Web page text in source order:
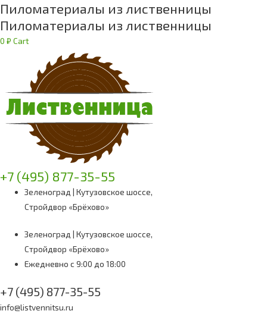
Пиломатериалы из лиственницы
Пиломатериалы из лиственницы
0 ₽ Cart
+7 (495) 877-35-55
Зеленоград | Кутузовское шоссе,
Стройдвор «Брёхово»
Зеленоград | Кутузовское шоссе,
Стройдвор «Брёхово»
Ежедневно с 9:00 до 18:00
+7 (495) 877-35-55
info@listvennitsu.ru